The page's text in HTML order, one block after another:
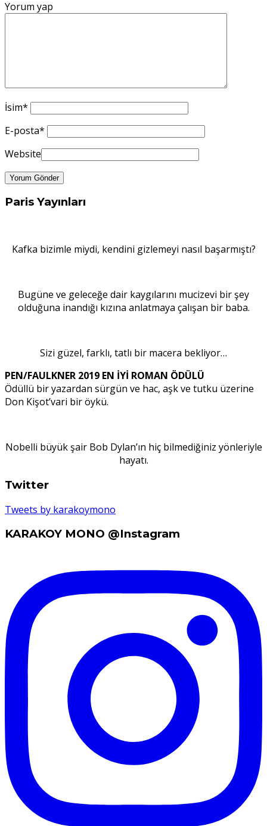
Yorum yap
İsim*
E-posta*
Website
Paris Yayınları
Kafka bizimle miydi, kendini gizlemeyi nasıl başarmıştı?
Bugüne ve geleceğe dair kaygılarını mucizevi bir şey
olduğuna inandığı kızına anlatmaya çalışan bir baba.
Sizi güzel, farklı, tatlı bir macera bekliyor…
PEN/FAULKNER 2019 EN İYİ ROMAN ÖDÜLÜ
Ödüllü bir yazardan sürgün ve hac, aşk ve tutku üzerine
Don Kişot’vari bir öykü.
Nobelli büyük şair Bob Dylan’ın hiç bilmediğiniz yönleriyle
hayatı.
Twitter
Tweets by karakoymono
KARAKOY MONO @Instagram